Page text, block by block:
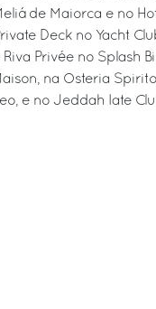
de Maiorca e no
Deck no Yacht
Privée no Splash
na Osteria
e no Jeddah Iate